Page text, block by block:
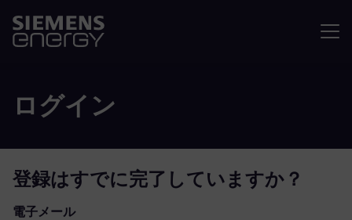
ログイン
登録はすでに完了していますか？
ログイン：ユーザーとパスワード
電子メール